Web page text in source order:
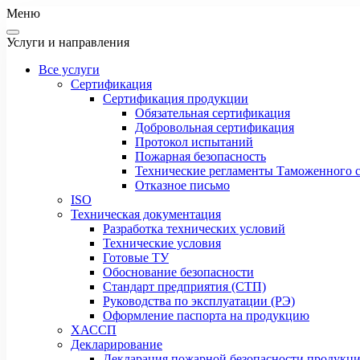
Меню
Услуги и направления
Все услуги
Сертификация
Сертификация продукции
Обязательная сертификация
Добровольная сертификация
Протокол испытаний
Пожарная безопасность
Технические регламенты Таможенного
Отказное письмо
ISO
Техническая документация
Разработка технических условий
Технические условия
Готовые ТУ
Обоснование безопасности
Стандарт предприятия (СТП)
Руководства по эксплуатации (РЭ)
Оформление паспорта на продукцию
ХАССП
Декларирование